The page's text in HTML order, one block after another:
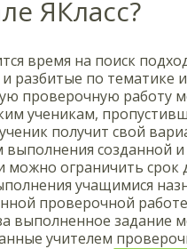
ЯКласс?
время на поиск
разбитые по тематике
проверочную работу
ученикам,
получит свой
выполнения созданной
можно ограничить срок
учащимися
проверочной
выполненное задание
учителем